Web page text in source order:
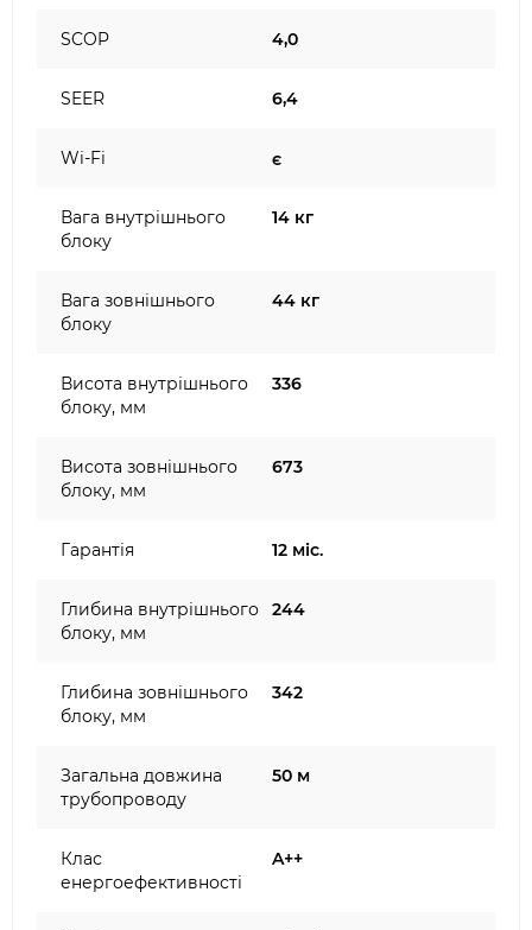
SCOP 4,0
SEER 6,4
Wi-Fi є
Вага внутрішнього
блоку
14 кг
Вага зовнішнього
блоку
44 кг
Висота внутрішнього
блоку, мм
336
Висота зовнішнього
блоку, мм
673
Гарантія 12 міс.
Глибина внутрішнього
блоку, мм
244
Глибина зовнішнього
блоку, мм
342
Загальна довжина
трубопроводу
50 м
Клас
енергоефективності
A++